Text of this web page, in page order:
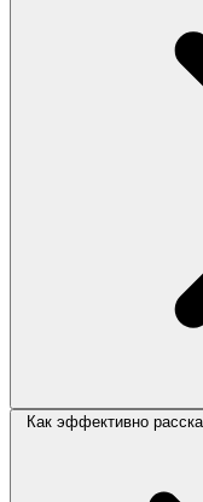
Как эффективно